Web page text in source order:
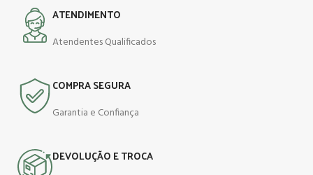
ATENDIMENTO
Atendentes Qualificados
COMPRA SEGURA
Garantia e Confiança
DEVOLUÇÃO E TROCA